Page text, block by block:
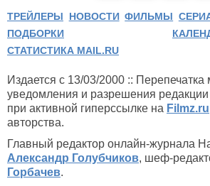
ТРЕЙЛЕРЫ НОВОСТИ ФИЛЬМЫ
ПОДБОРКИ
СТАТИСТИКА MAIL.RU
Издается с 13/03/2000 :: Перепечатка
уведомления и разрешения
при активной гиперссылке на Filmz.ru
авторства.
Главный редактор онлайн-журнала
Александр Голубчиков, шеф-
Горбачев.